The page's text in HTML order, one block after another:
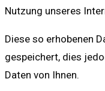
Nutzung unseres
Diese so erhobenen
gespeichert, dies
Daten von Ihnen.